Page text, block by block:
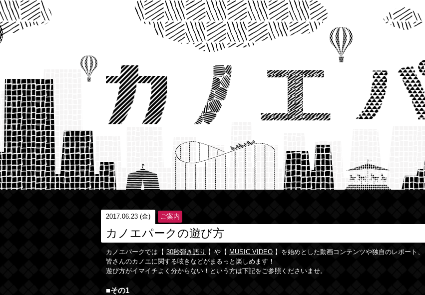
2017.06.23 (金) ご案内
カノエパークの遊び方
カノエパークでは【 30秒弾き語り 】や【 MUSIC VIDEO 】を始めとした動画コンテンツや独自のレポート、
皆さんのカノエに関する呟きなどがまるっと楽しめます！
遊び方がイマイチよく分からない！という方は下記をご参照くださいませ。
■その1